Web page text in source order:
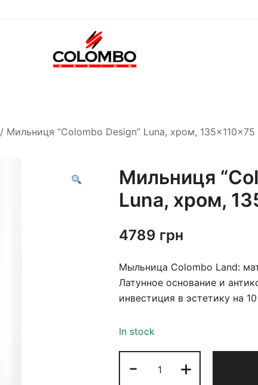
/ Мильниця “Colombo Design” Luna, хром,
Мильниця
Luna, хром,
4789 грн
Мыльница Colombo Land:
Латунное основание и
инвестиция в эстетику на 10
In stock
- +